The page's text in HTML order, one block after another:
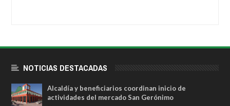
NOTICIAS DESTACADAS
Alcaldía y beneficiarios coordinan inicio de
actividades del mercado San Gerónimo